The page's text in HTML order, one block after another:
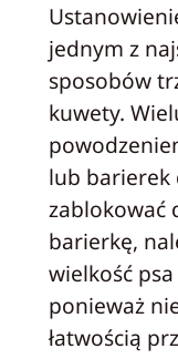
jednym z
sposobów
kuwety.
lub barierek
zablokować
barierkę,
wielkość
ponieważ
łatwością